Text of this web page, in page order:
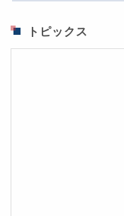
トピックス